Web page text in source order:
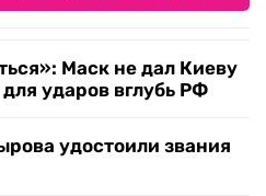
Маск не дал Киеву
ударов вглубь РФ
удостоили звания